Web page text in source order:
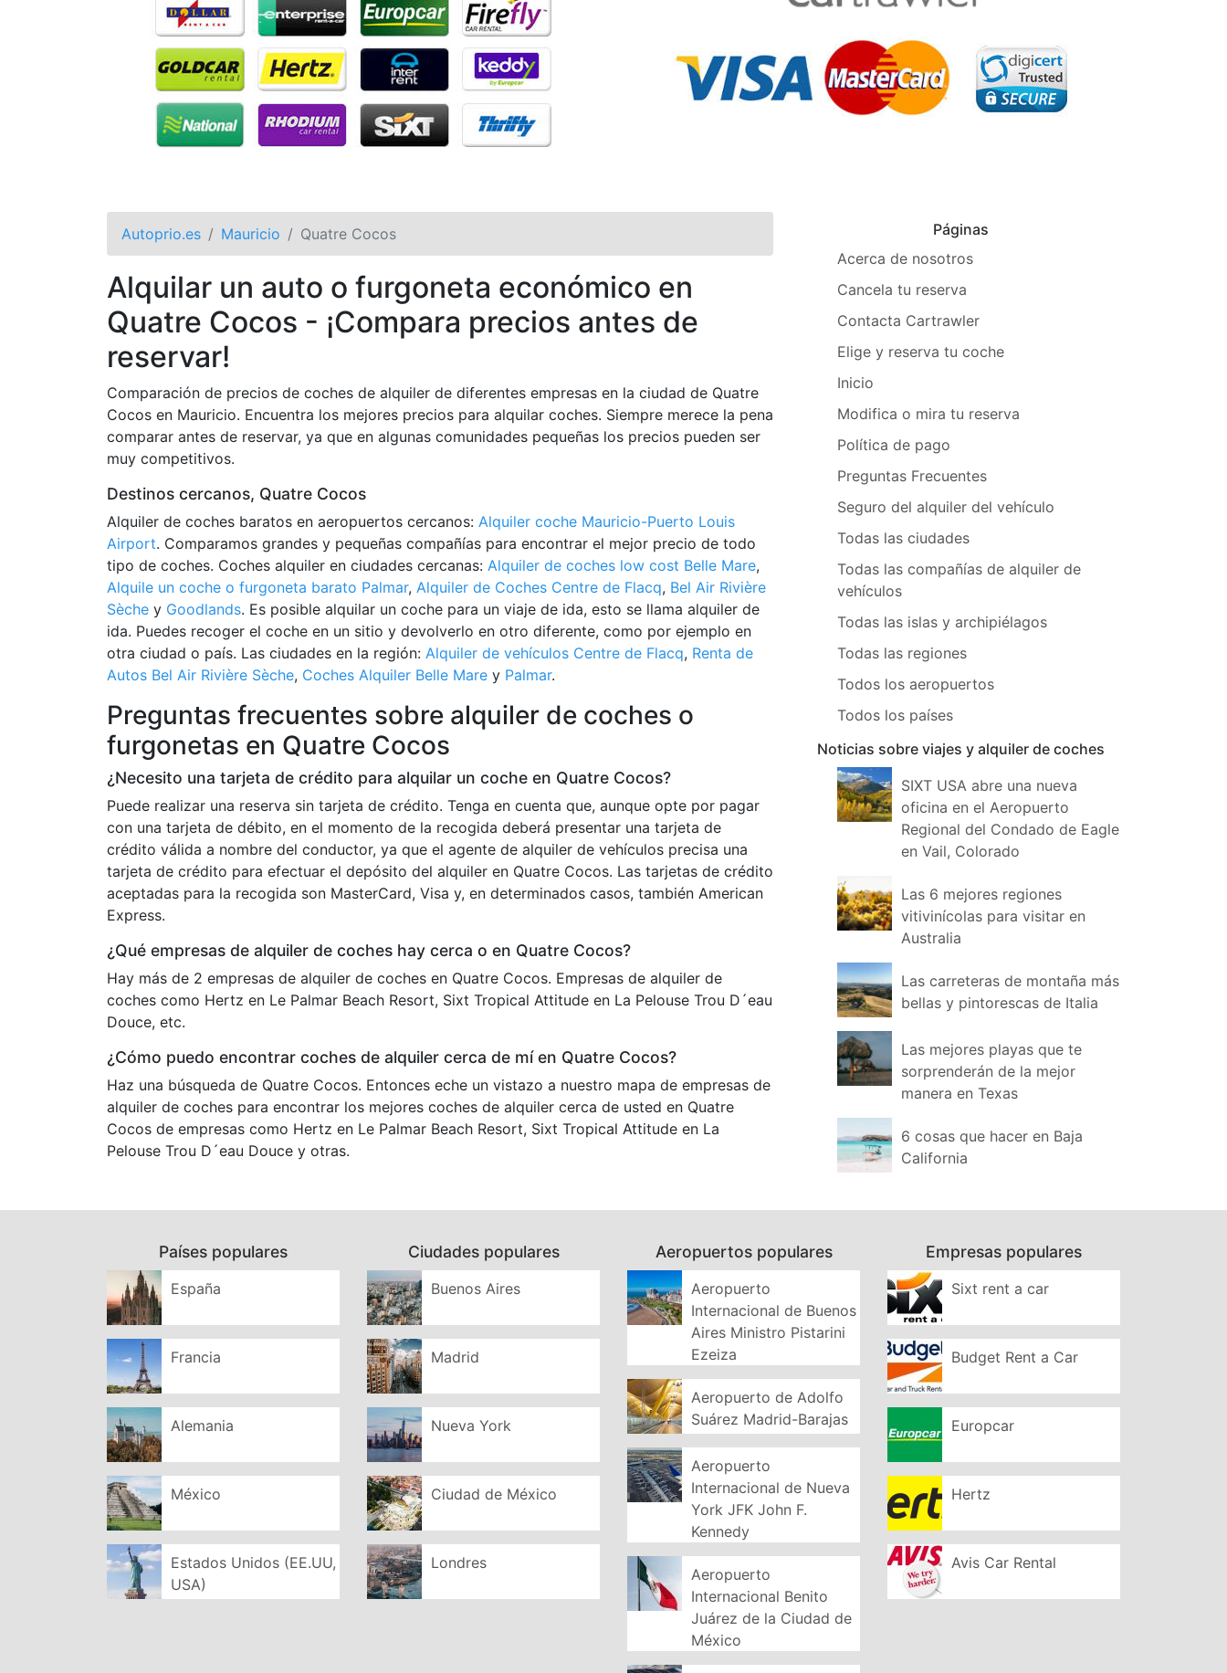
Autoprio.es Mauricio Quatre Cocos
Alquilar un auto o furgoneta económico en
Quatre Cocos - ¡Compara precios antes de
reservar!
Comparación de precios de coches de alquiler de diferentes empresas en la ciudad de Quatre
Cocos en Mauricio. Encuentra los mejores precios para alquilar coches. Siempre merece la pena
comparar antes de reservar, ya que en algunas comunidades pequeñas los precios pueden ser
muy competitivos.
Destinos cercanos, Quatre Cocos
Alquiler de coches baratos en aeropuertos cercanos: Alquiler coche Mauricio-Puerto Louis
Airport. Comparamos grandes y pequeñas compañías para encontrar el mejor precio de todo
tipo de coches. Coches alquiler en ciudades cercanas: Alquiler de coches low cost Belle Mare,
Alquile un coche o furgoneta barato Palmar, Alquiler de Coches Centre de Flacq, Bel Air Rivière
Sèche y Goodlands. Es posible alquilar un coche para un viaje de ida, esto se llama alquiler de
ida. Puedes recoger el coche en un sitio y devolverlo en otro diferente, como por ejemplo en
otra ciudad o país. Las ciudades en la región: Alquiler de vehículos Centre de Flacq, Renta de
Autos Bel Air Rivière Sèche, Coches Alquiler Belle Mare y Palmar.
Preguntas frecuentes sobre alquiler de coches o
furgonetas en Quatre Cocos
¿Necesito una tarjeta de crédito para alquilar un coche en Quatre Cocos?
Puede realizar una reserva sin tarjeta de crédito. Tenga en cuenta que, aunque opte por pagar
con una tarjeta de débito, en el momento de la recogida deberá presentar una tarjeta de
crédito válida a nombre del conductor, ya que el agente de alquiler de vehículos precisa una
tarjeta de crédito para efectuar el depósito del alquiler en Quatre Cocos. Las tarjetas de crédito
aceptadas para la recogida son MasterCard, Visa y, en determinados casos, también American
Express.
¿Qué empresas de alquiler de coches hay cerca o en Quatre Cocos?
Hay más de 2 empresas de alquiler de coches en Quatre Cocos. Empresas de alquiler de
coches como Hertz en Le Palmar Beach Resort, Sixt Tropical Attitude en La Pelouse Trou D´eau
Douce, etc.
¿Cómo puedo encontrar coches de alquiler cerca de mí en Quatre Cocos?
Haz una búsqueda de Quatre Cocos. Entonces eche un vistazo a nuestro mapa de empresas de
alquiler de coches para encontrar los mejores coches de alquiler cerca de usted en Quatre
Cocos de empresas como Hertz en Le Palmar Beach Resort, Sixt Tropical Attitude en La
Pelouse Trou D´eau Douce y otras.
Páginas
Acerca de nosotros
Cancela tu reserva
Contacta Cartrawler
Elige y reserva tu coche
Inicio
Modifica o mira tu reserva
Política de pago
Preguntas Frecuentes
Seguro del alquiler del vehículo
Todas las ciudades
Todas las compañías de alquiler de
vehículos
Todas las islas y archipiélagos
Todas las regiones
Todos los aeropuertos
Todos los países
Noticias sobre viajes y alquiler de coches
SIXT USA abre una nueva
oficina en el Aeropuerto
Regional del Condado de Eagle
en Vail, Colorado
Las 6 mejores regiones
vitivinícolas para visitar en
Australia
Las carreteras de montaña más
bellas y pintorescas de Italia
Las mejores playas que te
sorprenderán de la mejor
manera en Texas
6 cosas que hacer en Baja
California
Países populares
España
Francia
Alemania
México
Estados Unidos (EE.UU,
USA)
Ciudades populares
Buenos Aires
Madrid
Nueva York
Ciudad de México
Londres
Aeropuertos populares
Aeropuerto
Internacional de Buenos
Aires Ministro Pistarini
Ezeiza
Aeropuerto de Adolfo
Suárez Madrid-Barajas
Aeropuerto
Internacional de Nueva
York JFK John F.
Kennedy
Aeropuerto
Internacional Benito
Juárez de la Ciudad de
México
Empresas populares
Sixt rent a car
Budget Rent a Car
Europcar
Hertz
Avis Car Rental